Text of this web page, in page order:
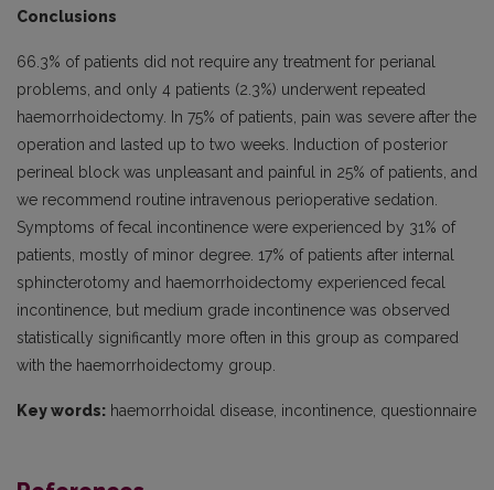
Conclusions
66.3% of patients did not require any treatment for perianal
problems, and only 4 patients (2.3%) underwent repeated
haemorrhoidectomy. In 75% of patients, pain was severe after the
operation and lasted up to two weeks. Induction of posterior
perineal block was unpleasant and painful in 25% of patients, and
we recommend routine intravenous perioperative sedation.
Symptoms of fecal incontinence were experienced by 31% of
patients, mostly of minor degree. 17% of patients after internal
sphincterotomy and haemorrhoidectomy experienced fecal
incontinence, but medium grade incontinence was observed
statistically significantly more often in this group as compared
with the haemorrhoidectomy group.
Key words: haemorrhoidal disease, incontinence, questionnaire